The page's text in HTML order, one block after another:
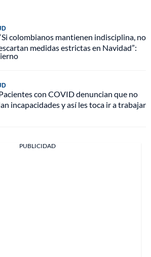
colombianos mantienen indisciplina, no
medidas estrictas en Navidad”:
con COVID denuncian que no
incapacidades y así les toca ir a trabajar
PUBLICIDAD